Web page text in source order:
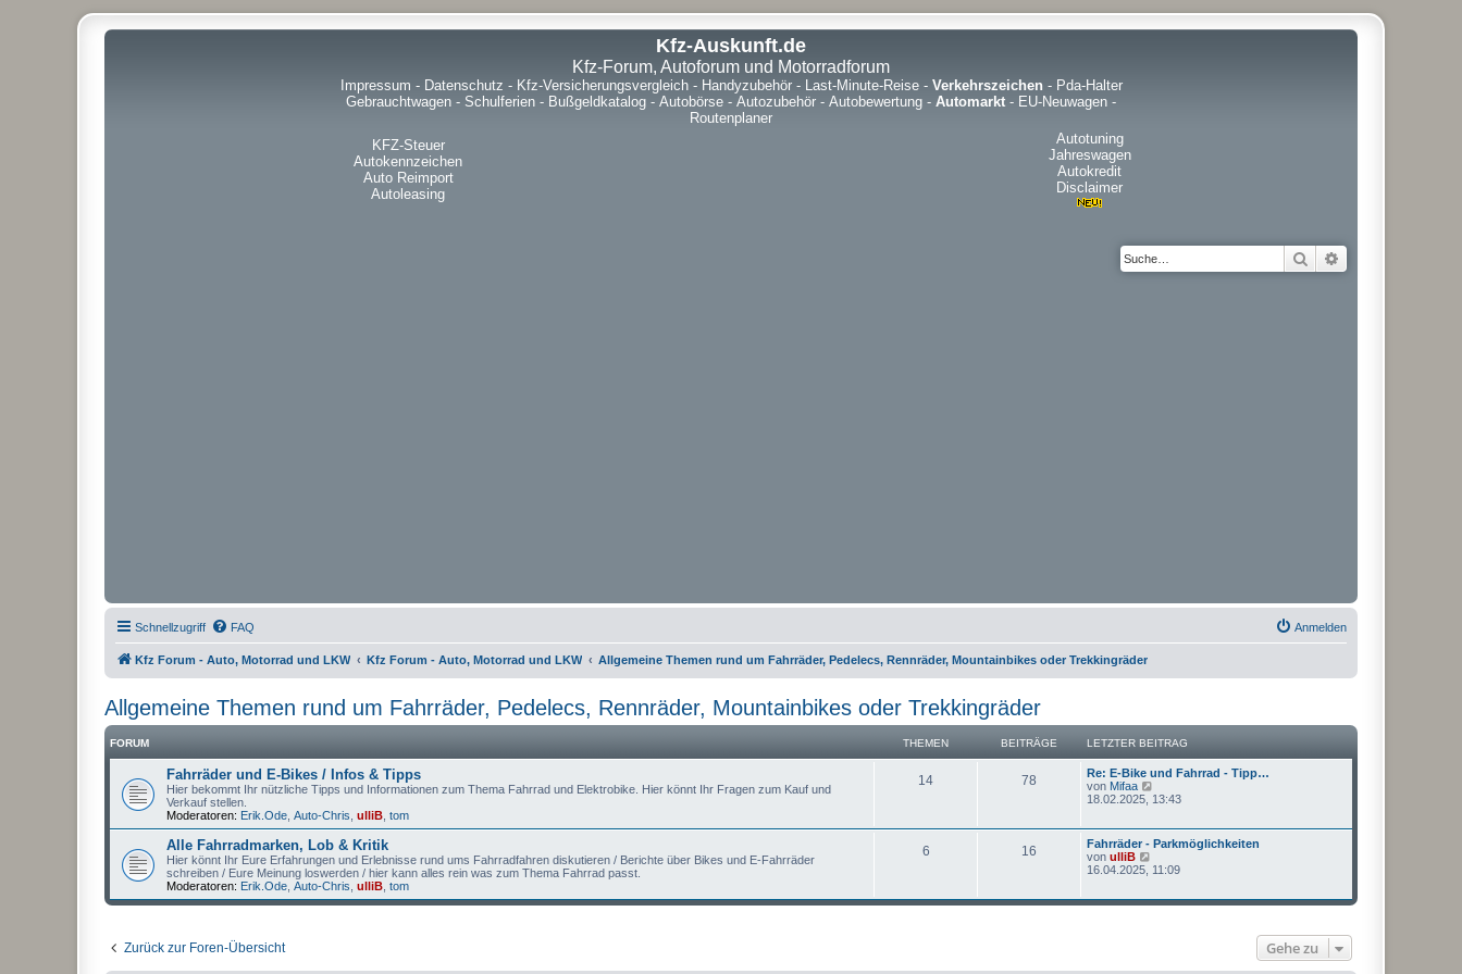
Kfz-Auskunft.de
Kfz-Forum, Autoforum und Motorradforum
Impressum - Datenschutz - Kfz-Versicherungsvergleich- Handyzubehör- Last-Minute-Reise- Verkehrszeichen- Pda-Halter
Gebrauchtwagen - Schulferien - Bußgeldkatalog - Autobörse - Autozubehör - Autobewertung - Automarkt - EU-Neuwagen -
Routenplaner
KFZ-Steuer
Autokennzeichen
Auto Reimport
Autoleasing
Autotuning
Jahreswagen
Autokredit
Disclaimer
Suche
Schnellzugriff FAQ Anmelden
Kfz Forum - Auto, Motorrad und LKW Kfz Forum - Auto, Motorrad und LKW Allgemeine Themen rund um Fahrräder, Pedelecs, Rennräder, Mountainbikes oder Trekkingräder
Allgemeine Themen rund um Fahrräder, Pedelecs, Rennräder, Mountainbikes oder Trekkingräder
FORUM THEMEN BEITRÄGE LETZTER BEITRAG
Fahrräder und E-Bikes / Infos & Tipps
Hier bekommt Ihr nützliche Tipps und Informationen zum Thema Fahrrad und Elektrobike. Hier könnt Ihr Fragen zum Kauf und
Verkauf stellen.
Moderatoren: Erik.Ode Auto-Chris ulliB tom
14 78
Re: E-Bike und Fahrrad - Tipp…
von Mifaa
e
s
t
e
r
e
18.02.2025, 13:43
Alle Fahrradmarken, Lob & Kritik
Hier könnt Ihr Eure Erfahrungen und Erlebnisse rund ums Fahrradfahren diskutieren / Berichte über Bikes und E-Fahrräder
schreiben / Eure Meinung loswerden / hier kann alles rein was zum Thema Fahrrad passt.
Moderatoren: Erik.Ode Auto-Chris ulliB tom
6 16
Fahrräder - Parkmöglichkeiten
von ulliB
e
s
16.04.2025, 11:09
Zurück zur Foren-Übersicht Gehe zu